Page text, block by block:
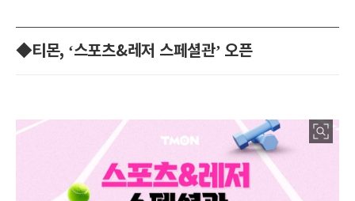
◆티몬, ‘스포츠&레저 스페셜관’ 오픈